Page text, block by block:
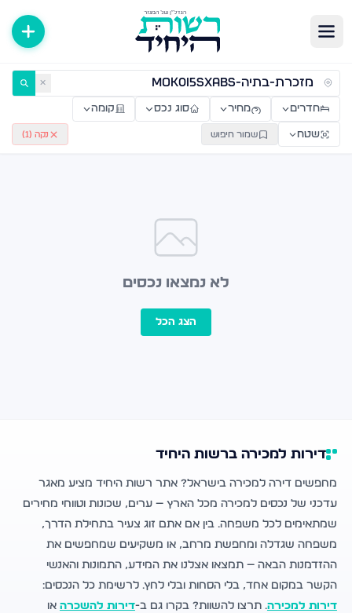
דירות למכירה ולהשכרה — רשות היחיד ✕
חדרים מחיר סוג נכס קומה
שטח שמור חיפוש נקה ( 1
)
לא נמצאו נכסים
הצג הכל
דירות למכירה ברשות היחיד
מחפשים דירה למכירה בישראל? אתר רשות היחיד מציע מאגר
עדכני של נכסים למכירה מכל הארץ — ערים, שכונות וטווחי מחירים
שמתאימים לכל משפחה. בין אם אתם זוג צעיר בתחילת הדרך,
משפחה שגדלה ומחפשת מרחב, או משקיעים שמחפשים את
ההזדמנות הבאה — תמצאו אצלנו את המידע, התמונות והאנשי
הקשר במקום אחד, בלי הסחות ובלי לחץ. לרשימת כל הנכסים:
דירות למכירה. תרצו להשוות? בקרו גם ב-דירות להשכרה או